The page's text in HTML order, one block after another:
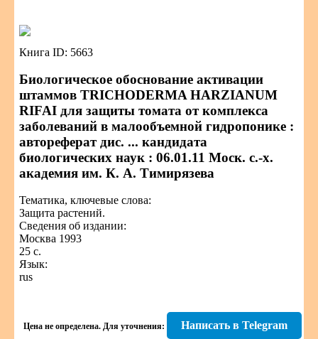
Книга ID: 5663
Биологическое обоснование активации
штаммов TRICHODERMA HARZIANUM
RIFAI для защиты томата от комплекса
заболеваний в малообъемной гидропонике :
автореферат дис. ... кандидата
биологических наук : 06.01.11 Моск. с.-х.
академия им. К. А. Тимирязева
Тематика, ключевые слова:
Защита растений.
Сведения об издании:
Москва 1993
25 с.
Язык:
rus
Цена не определена. Для уточнения: Написать в Telegram